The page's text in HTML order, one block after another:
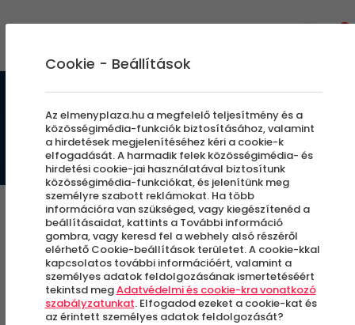
BLOG | ÖTLETEK | SZÓRAKOZTATÓ
TARTALMAK ;)
Cookie - Beállítások
Az elmenyplaza.hu a megfelelő teljesítmény és a
közösségimédia-funkciók biztosításához, valamint
a hirdetések megjelenítéséhez kéri a cookie-k
elfogadását. A harmadik felek közösségimédia- és
hirdetési cookie-jai használatával biztosítunk
közösségimédia-funkciókat, és jelenítünk meg
személyre szabott reklámokat. Ha több
információra van szükséged, vagy kiegészítenéd a
beállításaidat, kattints a További információ
gombra, vagy keresd fel a webhely alsó részéről
elérhető Cookie-beállítások területet. A cookie-kkal
kapcsolatos további információért, valamint a
személyes adatok feldolgozásának ismertetéséért
tekintsd megAdatvédelmi és cookie-kra vonatkozó
szabályzatunkat. Elfogadod ezeket a cookie-kat és
az érintett személyes adatok feldolgozását?